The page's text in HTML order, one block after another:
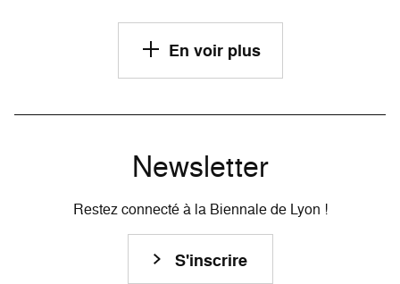
En voir plus
Newsletter
Restez connecté à la Biennale de Lyon !
S'inscrire